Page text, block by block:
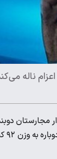
ناله
وزن ۸۶